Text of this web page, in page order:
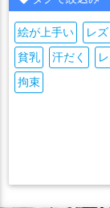
絵が上手い レズ
貧乳
汗だく
拘束